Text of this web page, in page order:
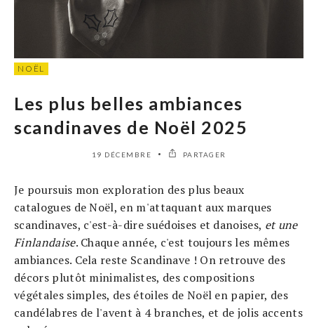
NOËL
Les plus belles ambiances
scandinaves de Noël 2025
19 DÉCEMBRE PARTAGER
Je poursuis mon exploration des plus beaux
catalogues de Noël, en m'attaquant aux marques
scandinaves, c'est-à-dire suédoises et danoises, et une
Finlandaise. Chaque année, c'est toujours les mêmes
ambiances. Cela reste Scandinave ! On retrouve des
décors plutôt minimalistes, des compositions
végétales simples, des étoiles de Noël en papier, des
candélabres de l'avent à 4 branches, et de jolis accents